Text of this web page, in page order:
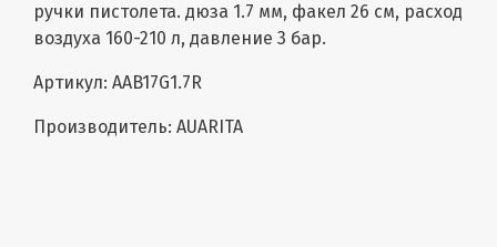
ручки пистолета. дюза 1.7 мм, факел 26 см, расход
воздуха 160-210 л, давление 3 бар.
Артикул: AAB17G1.7R
Производитель: AUARITA